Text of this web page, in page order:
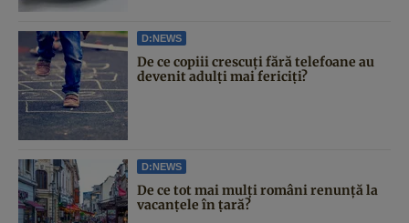
D:NEWS
De ce copiii crescuți fără telefoane au
devenit adulți mai fericiți?
D:NEWS
De ce tot mai mulți români renunță la
vacanțele în țară?